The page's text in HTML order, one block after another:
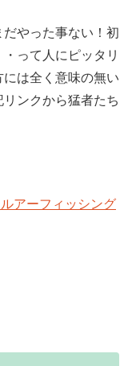
やった事ない！初
って人にピッタリ
は全く意味の無い
ンクから猛者たち